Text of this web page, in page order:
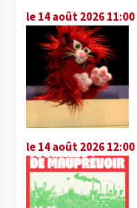
le 14 août 2026 11:00
le 14 août 2026 12:00